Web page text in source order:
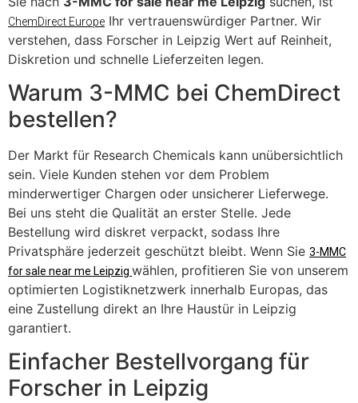
ChemDirect Europe Ihr vertrauenswürdiger Partner. Wir
verstehen, dass Forscher in Leipzig Wert auf Reinheit,
Diskretion und schnelle Lieferzeiten legen.
​Warum 3-MMC bei ChemDirect
bestellen?
​Der Markt für Research Chemicals kann unübersichtlich
sein. Viele Kunden stehen vor dem Problem
minderwertiger Chargen oder unsicherer Lieferwege.
Bei uns steht die Qualität an erster Stelle. Jede
Bestellung wird diskret verpackt, sodass Ihre
Privatsphäre jederzeit geschützt bleibt. Wenn Sie 3-MMC
for sale near me Leipzig wählen, profitieren Sie von unserem
optimierten Logistiknetzwerk innerhalb Europas, das
eine Zustellung direkt an Ihre Haustür in Leipzig
garantiert.
​Einfacher Bestellvorgang für
Forscher in Leipzig